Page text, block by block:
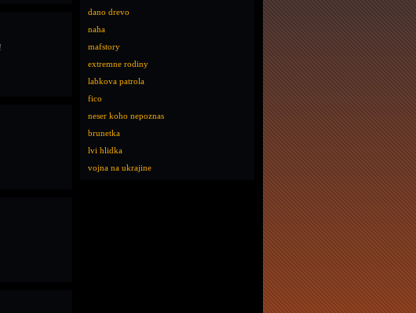
dano drevo
naha
mafstory
extremne rodiny
labkova patrola
fico
neser koho nepoznas
brunetka
lvi hlidka
vojna na ukrajine